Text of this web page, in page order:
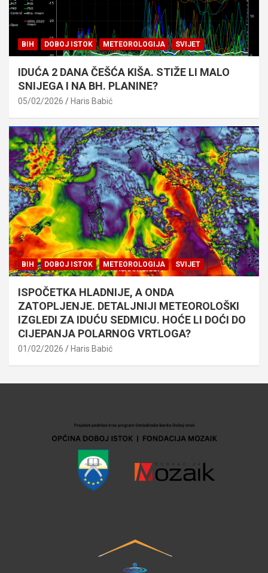
BIH DOBOJ ISTOK METEOROLOGIJA SVIJET
IDUĆA 2 DANA ČEŠĆA KIŠA. STIŽE LI MALO
SNIJEGA I NA BH. PLANINE?
05/02/2026 Haris Babić
BIH DOBOJ ISTOK METEOROLOGIJA SVIJET
ISPOČETKA HLADNIJE, A ONDA
ZATOPLJENJE. DETALJNIJI METEOROLOŠKI
IZGLEDI ZA IDUĆU SEDMICU. HOĆE LI DOĆI DO
CIJEPANJA POLARNOG VRTLOGA?
01/02/2026 Haris Babić